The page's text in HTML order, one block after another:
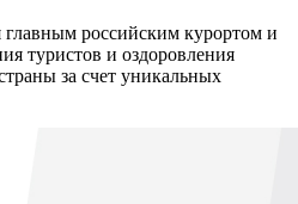
российским курортом и
туристов и оздоровления
за счет уникальных